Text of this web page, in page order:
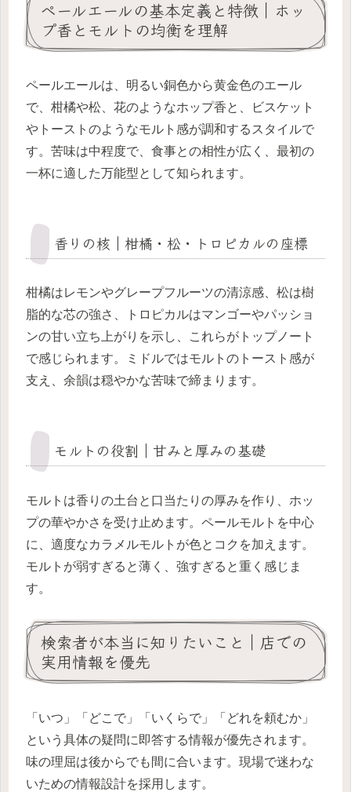
ペールエールの基本定義と特徴｜ホッ
プ香とモルトの均衡を理解
ペールエールは、明るい銅色から黄金色のエール
で、柑橘や松、花のようなホップ香と、ビスケット
やトーストのようなモルト感が調和するスタイルで
す。苦味は中程度で、食事との相性が広く、最初の
一杯に適した万能型として知られます。
香りの核｜柑橘・松・トロピカルの座標
柑橘はレモンやグレープフルーツの清涼感、松は樹
脂的な芯の強さ、トロピカルはマンゴーやパッショ
ンの甘い立ち上がりを示し、これらがトップノート
で感じられます。ミドルではモルトのトースト感が
支え、余韻は穏やかな苦味で締まります。
モルトの役割｜甘みと厚みの基礎
モルトは香りの土台と口当たりの厚みを作り、ホッ
プの華やかさを受け止めます。ペールモルトを中心
に、適度なカラメルモルトが色とコクを加えます。
モルトが弱すぎると薄く、強すぎると重く感じま
す。
検索者が本当に知りたいこと｜店での
実用情報を優先
「いつ」「どこで」「いくらで」「どれを頼むか」
という具体の疑問に即答する情報が優先されます。
味の理屈は後からでも間に合います。現場で迷わな
いための情報設計を採用します。